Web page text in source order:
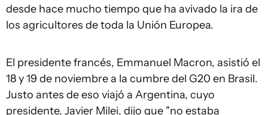
desde hace mucho tiempo que ha avivado la ira de
los agricultores de toda la Unión Europea.
El presidente francés, Emmanuel Macron, asistió el
18 y 19 de noviembre a la cumbre del G20 en Brasil.
Justo antes de eso viajó a Argentina, cuyo
presidente, Javier Milei, dijo que "no estaba